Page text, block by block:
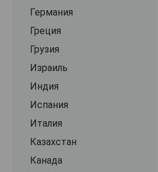
Германия
Греция
Грузия
Израиль
Индия
Испания
Италия
Казахстан
Канада